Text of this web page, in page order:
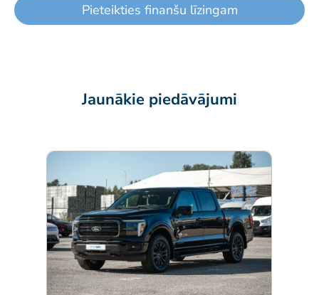
Pieteikties finanšu līzingam
Jaunākie piedāvājumi